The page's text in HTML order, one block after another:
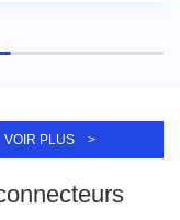
VOIR PLUS >